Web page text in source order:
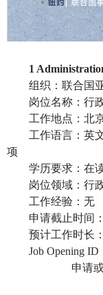
1
组织：联合国
岗位名称：行
工作地点：北
工作语言：英
项
学历要求：在
岗位领域：行
工作经验：无
申请截止时间：
预计工作时长：
Job Opening ID
申请